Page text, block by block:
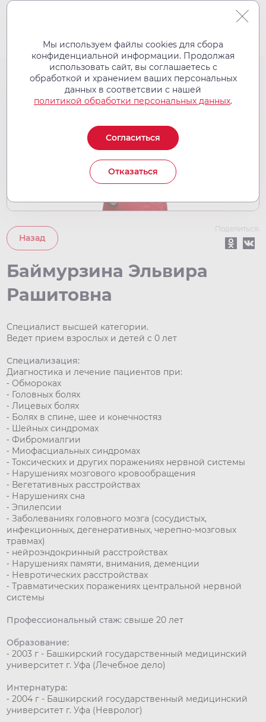
Назад
Поделиться:
Баймурзина Эльвира
Рашитовна
Специалист высшей категории.
Ведет прием взрослых и детей с 0 лет
Специализация:
Диагностика и лечение пациентов при:
⁃ Обмороках
⁃ Головных болях
⁃ Лицевых болях
⁃ Болях в спине, шее и конечностяз
⁃ Шейных синдромах
⁃ Фибромиалгии
⁃ Миофасциальных синдромах
⁃ Токсических и других поражениях нервной системы
⁃ Нарушениях мозгового кровообращения
⁃ Вегетативных расстройствах
⁃ Нарушениях сна
⁃ Эпилепсии
⁃ Заболеваниях головного мозга (сосудистых,
инфекционных, дегенеративных, черепно-мозговых
травмах)
⁃ нейроэндокринный расстройствах
⁃ Нарушениях памяти, внимания, деменции
⁃ Невротических расстройствах
⁃ Травматических поражениях центральной нервной
системы
Профессиональный стаж: свыше 20 лет
Образование:
⁃ 2003 г - Башкирский государственный медицинский
университет г. Уфа (Лечебное дело)
Интернатура:
⁃ 2004 г - Башкирский государственный медицинский
университет г. Уфа (Невролог)
Мы используем файлы cookies для сбора
конфиденциальной информации. Продолжая
использовать сайт, вы соглашаетесь с
обработкой и хранением ваших персональных
данных в соответсвии с нашей
политикой обработки персональных данных.
Согласиться
Отказаться